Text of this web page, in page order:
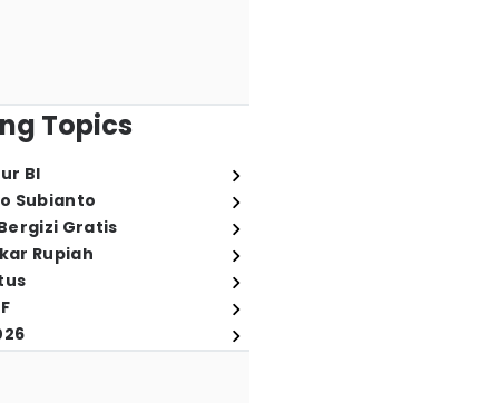
Topics
BI
Subianto
Gratis
Rupiah